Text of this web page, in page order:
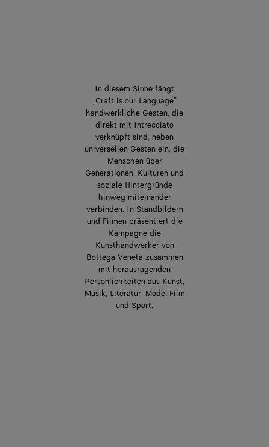
In diesem Sinne fängt
„Craft is our Language“
handwerkliche Gesten, die
direkt mit Intrecciato
verknüpft sind, neben
universellen Gesten ein, die
Menschen über
Generationen, Kulturen und
soziale Hintergründe
hinweg miteinander
verbinden. In Standbildern
und Filmen präsentiert die
Kampagne die
Kunsthandwerker von
Bottega Veneta zusammen
mit herausragenden
Persönlichkeiten aus Kunst,
Musik, Literatur, Mode, Film
und Sport.